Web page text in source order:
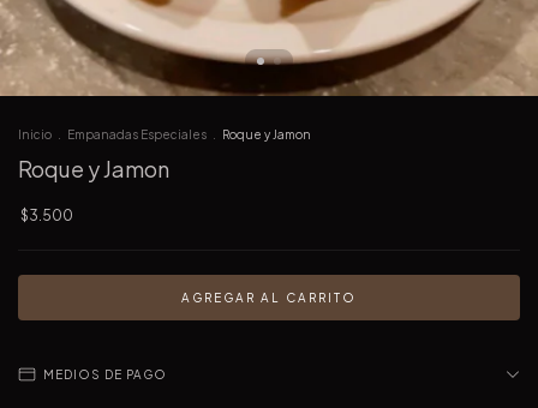
Inicio Empanadas Especiales Roque y Jamon
Roque y Jamon
$3.500
MEDIOS DE PAGO